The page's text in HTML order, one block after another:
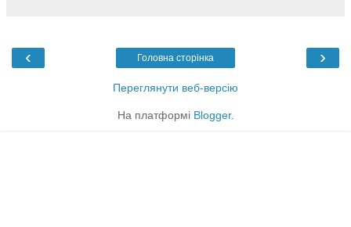
‹ ›
Головна сторінка
Переглянути веб-версію
На платформі Blogger.